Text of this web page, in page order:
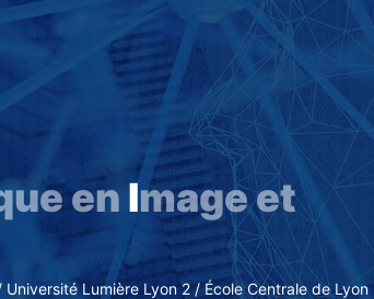
Aller
contenu
principal
en Image et
Lumière Lyon 2 / École Centrale de Lyon